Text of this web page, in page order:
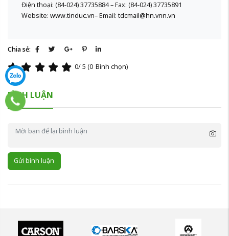
Điện thoại: (84-024) 37735884 – Fax: (84-024) 37735891
Website: www.tinduc.vn– Email: tdcmail@hn.vnn.vn
Chia sẻ:
0/ 5 (0 Bình chọn)
BÌNH LUẬN
Gửi bình luận